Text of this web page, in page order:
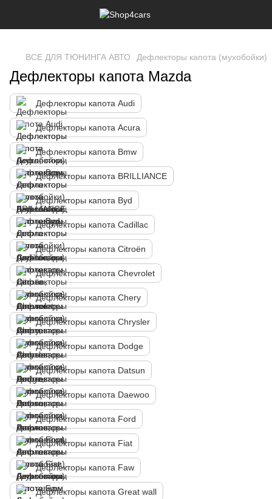
ВСЕ ДЛЯ ТЮНИНГА АВТО Дефлекторы капота (мухобойки)
Дефлекторы капота Mazda
Дефлекторы капота Audi
Дефлекторы капота Acura
Дефлекторы капота Bmw
Дефлекторы капота BRILLIANCE
Дефлекторы капота Byd
Дефлекторы капота Cadillac
Дефлекторы капота Citroën
Дефлекторы капота Chevrolet
Дефлекторы капота Chery
Дефлекторы капота Chrysler
Дефлекторы капота Dodge
Дефлекторы капота Datsun
Дефлекторы капота Daewoo
Дефлекторы капота Ford
Дефлекторы капота Fiat
Дефлекторы капота Faw
Дефлекторы капота Great wall